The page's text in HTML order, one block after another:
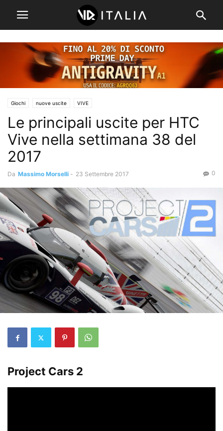
Giochi nuove uscite VIVE
Le principali uscite per HTC
Vive nella settimana 38 del
2017
Da Massimo Morselli - 23 Settembre 2017 0
Project Cars 2